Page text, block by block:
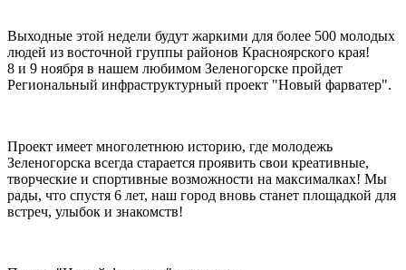
Выходные этой недели будут жаркими для более 500 молодых
людей из восточной группы районов Красноярского края!
8 и 9 ноября в нашем любимом Зеленогорске пройдет
Региональный инфраструктурный проект "Новый фарватер".
Проект имеет многолетнюю историю, где молодежь
Зеленогорска всегда старается проявить свои креативные,
творческие и спортивные возможности на максималках! Мы
рады, что спустя 6 лет, наш город вновь станет площадкой для
встреч, улыбок и знакомств!